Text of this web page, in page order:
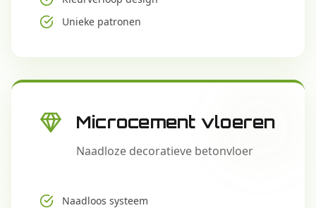
Unieke patronen
Microcement vloeren
Naadloze decoratieve betonvloer
Naadloos systeem